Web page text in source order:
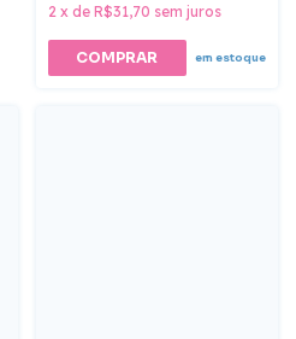
2 x de R$31,70 sem juros
COMPRAR em estoque